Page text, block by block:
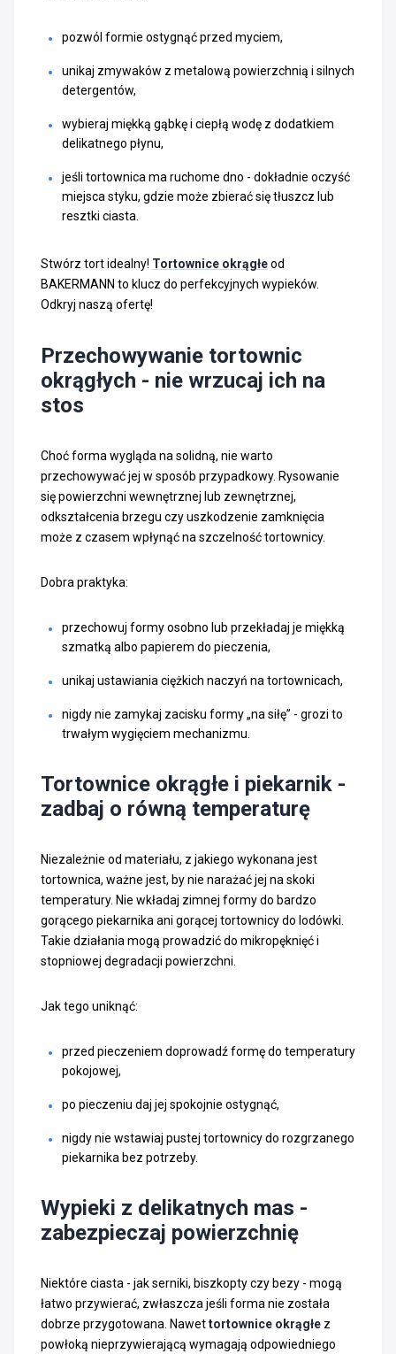
pozwól formie ostygnąć przed myciem,
unikaj zmywaków z metalową powierzchnią i silnych
detergentów,
wybieraj miękką gąbkę i ciepłą wodę z dodatkiem
delikatnego płynu,
jeśli tortownica ma ruchome dno - dokładnie oczyść
miejsca styku, gdzie może zbierać się tłuszcz lub
resztki ciasta.
Stwórz tort idealny! Tortownice okrągłeod
BAKERMANN to klucz do perfekcyjnych wypieków.
Odkryj naszą ofertę!
Przechowywanie tortownic
okrągłych - nie wrzucaj ich na
stos
Choć forma wygląda na solidną, nie warto
przechowywać jej w sposób przypadkowy. Rysowanie
się powierzchni wewnętrznej lub zewnętrznej,
odkształcenia brzegu czy uszkodzenie zamknięcia
może z czasem wpłynąć na szczelność tortownicy.
Dobra praktyka:
przechowuj formy osobno lub przekładaj je miękką
szmatką albo papierem do pieczenia,
unikaj ustawiania ciężkich naczyń na tortownicach,
nigdy nie zamykaj zacisku formy „na siłę” - grozi to
trwałym wygięciem mechanizmu.
Tortownice okrągłe i piekarnik -
zadbaj o równą temperaturę
Niezależnie od materiału, z jakiego wykonana jest
tortownica, ważne jest, by nie narażać jej na skoki
temperatury. Nie wkładaj zimnej formy do bardzo
gorącego piekarnika ani gorącej tortownicy do lodówki.
Takie działania mogą prowadzić do mikropęknięć i
stopniowej degradacji powierzchni.
Jak tego uniknąć:
przed pieczeniem doprowadź formę do temperatury
pokojowej,
po pieczeniu daj jej spokojnie ostygnąć,
nigdy nie wstawiaj pustej tortownicy do rozgrzanego
piekarnika bez potrzeby.
Wypieki z delikatnych mas -
zabezpieczaj powierzchnię
Niektóre ciasta - jak serniki, biszkopty czy bezy - mogą
łatwo przywierać, zwłaszcza jeśli forma nie została
dobrze przygotowana. Nawettortownice okrągłe z
powłoką nieprzywierającą wymagają odpowiedniego